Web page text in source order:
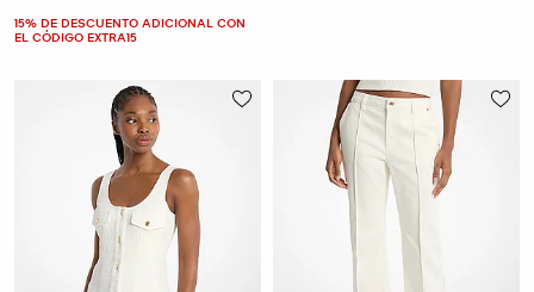
15% DE DESCUENTO ADICIONAL CON
EL CÓDIGO EXTRA15